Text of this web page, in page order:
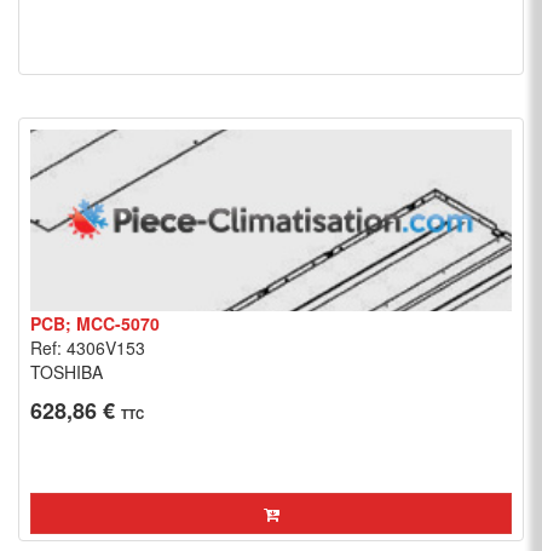
PCB; MCC-5070
Ref: 4306V153
TOSHIBA
628,86 € TTC